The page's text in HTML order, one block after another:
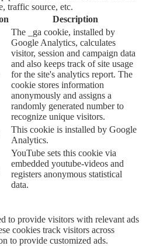
traffic source, etc.
Description
The _ga cookie, installed by
Google Analytics, calculates
visitor, session and campaign data
and also keeps track of site usage
for the site's analytics report. The
cookie stores information
anonymously and assigns a
randomly generated number to
recognize unique visitors.
This cookie is installed by Google
Analytics.
YouTube sets this cookie via
embedded youtube-videos and
registers anonymous statistical
data.
to provide visitors with relevant ads
cookies track visitors across
to provide customized ads.